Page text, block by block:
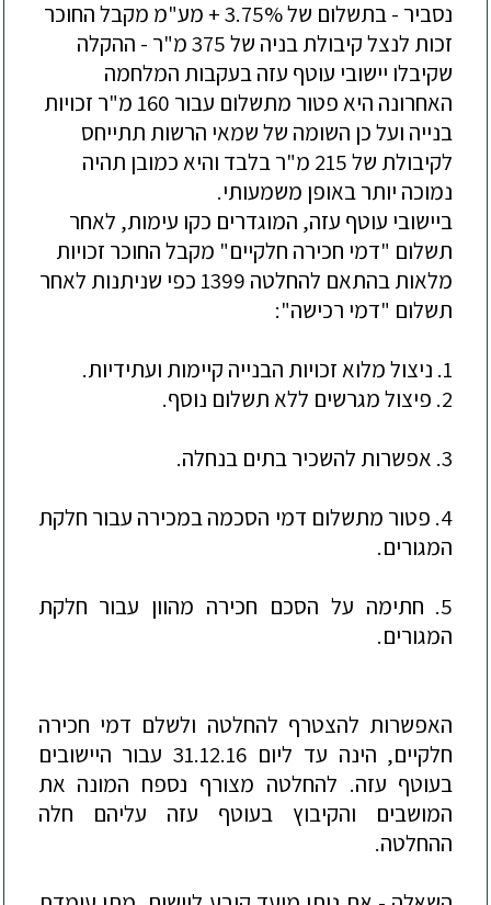
נסביר - בתשלום של 3.75% + מע"מ מקבל החוכר
זכות לנצל קיבולת בניה של 375 מ"ר - ההקלה
שקיבלו יישובי עוטף עזה בעקבות המלחמה
האחרונה היא פטור מתשלום עבור 160 מ"ר זכויות
בנייה ועל כן השומה של שמאי הרשות תתייחס
לקיבולת של 215 מ"ר בלבד והיא כמובן תהיה
נמוכה יותר באופן משמעותי.
ביישובי עוטף עזה, המוגדרים כקו עימות, לאחר
תשלום "דמי חכירה חלקיים" מקבל החוכר זכויות
מלאות
בהתאם להחלטה 1399 כפי שניתנות לאחר
תשלום "דמי רכישה":
1. ניצול מלוא זכויות הבנייה קיימות ועתידיות.
2. פיצול מגרשים ללא תשלום נוסף.
3. אפשרות להשכיר בתים בנחלה.
4. פטור מתשלום דמי הסכמה במכירה עבור חלקת
המגורים.
5. חתימה על הסכם חכירה מהוון עבור חלקת
המגורים.
האפשרות להצטרף להחלטה ולשלם דמי חכירה
חלקיים,
הינה עד ליום 31.12.16 עבור היישובים
בעוטף עזה. להחלטה מצורף נספח המונה את
המושבים והקיבוץ בעוטף עזה עליהם חלה
ההחלטה.